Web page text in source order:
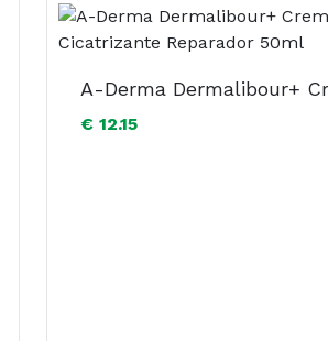
€ 12.15